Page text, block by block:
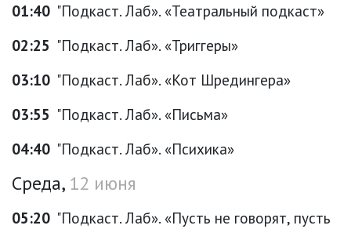
01:40 "Подкаст. Лаб». «Театральный подкаст»
02:25 "Подкаст. Лаб». «Триггеры»
03:10 "Подкаст. Лаб». «Кот Шредингера»
03:55 "Подкаст. Лаб». «Письма»
04:40 "Подкаст. Лаб». «Психика»
Среда, 12 июня
05:20 "Подкаст. Лаб». «Пусть не говорят, пусть